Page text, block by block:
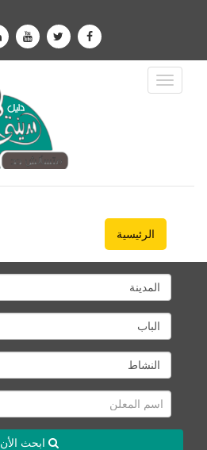
Toggle
Navigation
الرئيسية
ابحث الأن